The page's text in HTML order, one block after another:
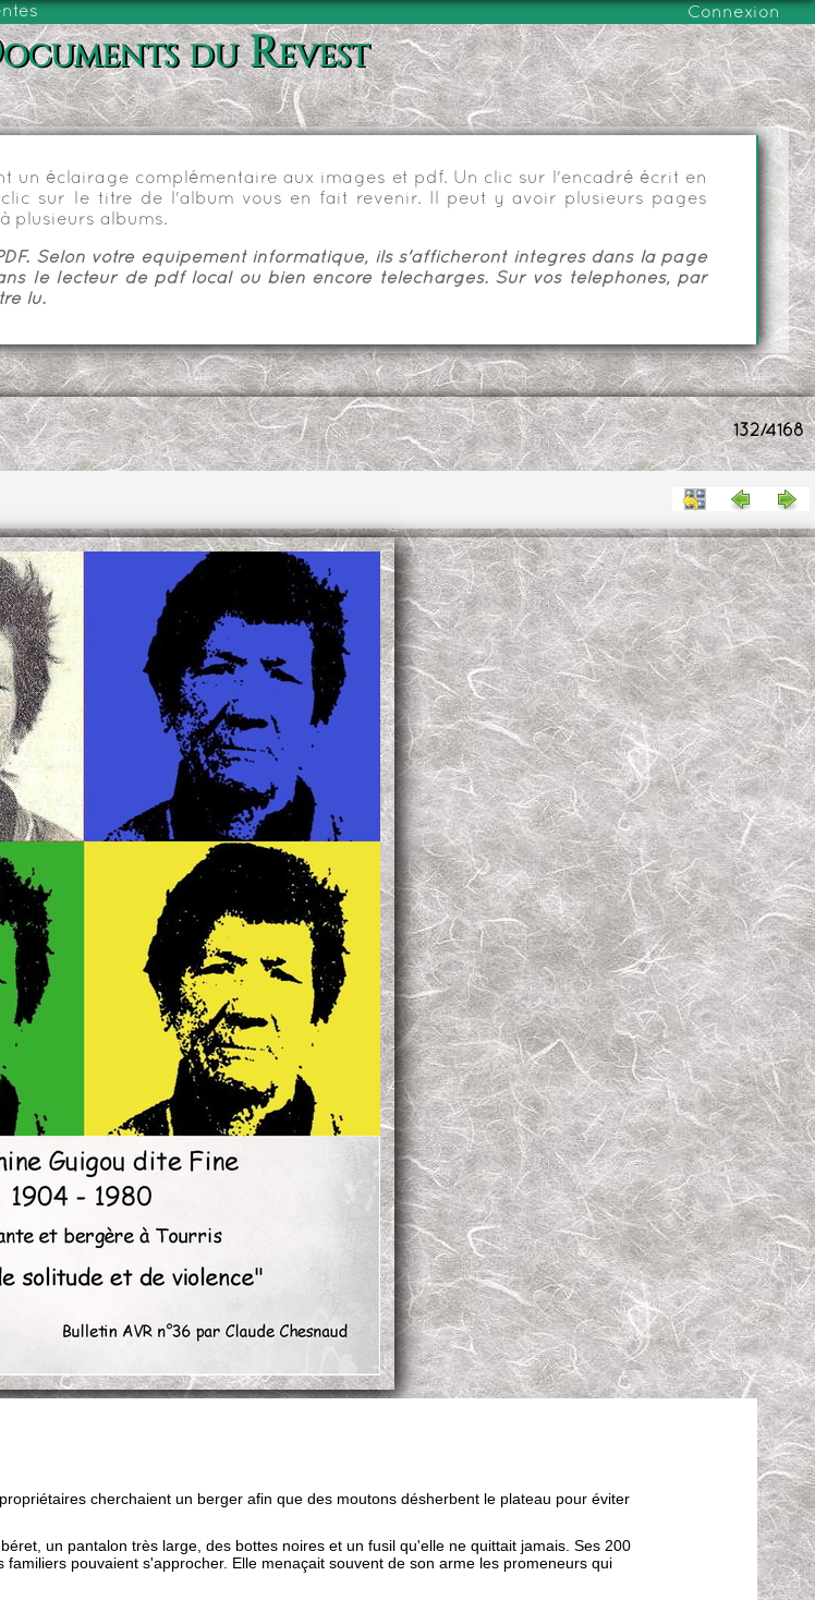
Connexion
du Revest
un éclairage complémentaire aux images et pdf. Un clic sur l'encadré écrit en
sur le titre de l'album vous en fait revenir. Il peut y avoir plusieurs pages
plusieurs albums.
Selon votre équipement informatique, ils s'afficheront intégrés dans la page
le lecteur de pdf local ou bien encore téléchargés. Sur vos téléphones, par
lu.
132/4168
cherchaient un berger afin que des moutons désherbent le plateau pour éviter
un pantalon très large, des bottes noires et un fusil qu'elle ne quittait jamais. Ses 200
pouvaient s'approcher. Elle menaçait souvent de son arme les promeneurs qui